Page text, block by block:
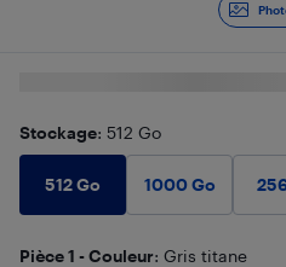
Stockage: 512 Go
512 Go 1000 Go
Pièce 1 - Couleur: Gris titane